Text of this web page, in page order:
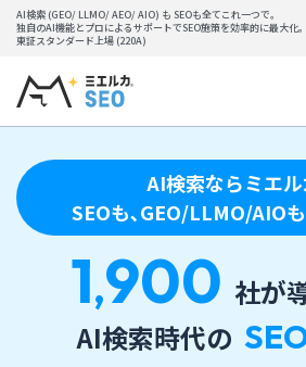
AI検索 (GEO/ LLMO/ AEO/ AIO) も SEOも全てこれ一つで。
独自のAI機能とプロによるサポートでSEO施策を効率的に最大化。
東証スタンダード上場 (220A)
AI検索ならミエル
SEOも､GEO/LLMO/AIO
1,900 社が
AI検索時代の